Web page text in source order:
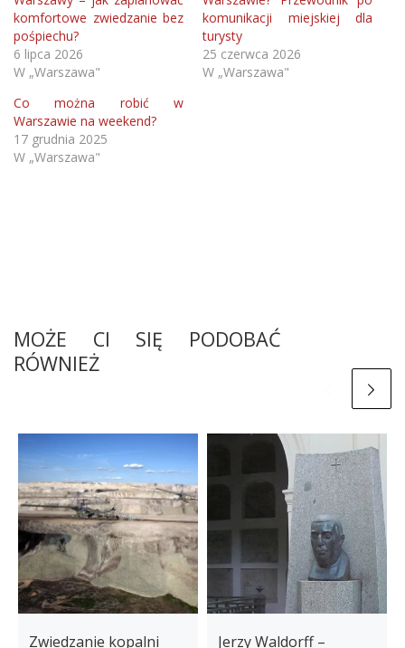
przygotowanie do przyjęcia ludności. Między nimi
istnieje duża luka techniczna i organizacyjna.
komfortowe zwiedzanie bez
pośpiechu?
6 lipca 2026
W „Warszawa"
komunikacji miejskiej dla
turysty
25 czerwca 2026
W „Warszawa"
Co można robić w
Warszawie na weekend?
17 grudnia 2025
W „Warszawa"
MOŻE CI SIĘ PODOBAĆ
RÓWNIEŻ
Zwiedzanie kopalni
Jerzy Waldorff –